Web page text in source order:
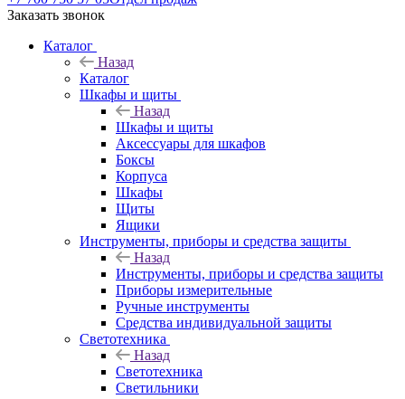
Заказать звонок
Каталог
Назад
Каталог
Шкафы и щиты
Назад
Шкафы и щиты
Аксессуары для шкафов
Боксы
Корпуса
Шкафы
Щиты
Ящики
Инструменты, приборы и средства защиты
Назад
Инструменты, приборы и средства защиты
Приборы измерительные
Ручные инструменты
Средства индивидуальной защиты
Светотехника
Назад
Светотехника
Светильники